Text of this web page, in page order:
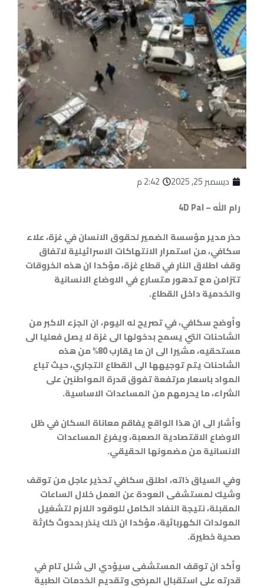
ديسمبر 25, 2025
2:42 م
رام الله – 4D Pal
حذر مدير مؤسسة الضمير لحقوق الانسان في غزة، علاء
سكافي، من استمرار الانتهاكات الاسرائيلية لاتفاق
وقف اطلاق النار في قطاع غزة، مؤكدا ان هذه الخروقات
تتزامن مع تدهور متسارع في الاوضاع الانسانية
والخدمية داخل القطاع.
وأوضح سكافي، في تصريح له اليوم، ان الجزء الاكبر من
الشاحنات التي يسمح بدخولها الى غزة لا يصل فعليا الى
مستحقيه، مشيرا الى ان ما يقارب 80% من هذه
الشاحنات يتم توجيهها الى القطاع التجاري، حيث تباع
المواد باسعار مرتفعة تفوق قدرة المواطنين على
الشراء، ما يحرمهم من المساعدات الاساسية.
وأشار الى ان هذا الواقع يفاقم معاناة السكان في ظل
الاوضاع الاقتصادية الصعبة، ويفرغ المساعدات
الانسانية من مضمونها الحقيقي.
وفي السياق ذاته، اطلق سكافي تحذير عاجل من توقف
وشيك لمستشفى العودة عن العمل خلال الساعات
المقبلة، نتيجة النفاد الكامل للوقود اللازم لتشغيل
المولدات الكهربائية، مؤكدا ان ذلك ينذر بحدوث كارثة
صحية خطيرة.
وأكد ان توقف المستشفى سيؤدي الى شلل تام في
قدرته على استقبال المرضى وتقديم الخدمات الطبية